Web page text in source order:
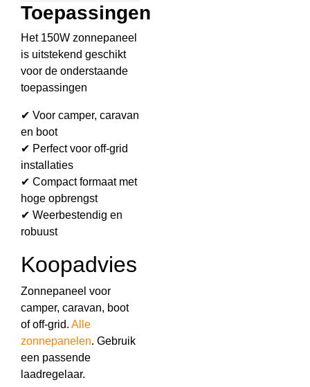
Toepassingen
Het 150W zonnepaneel
is uitstekend geschikt
voor de onderstaande
toepassingen
✔ Voor camper, caravan
en boot
✔ Perfect voor off-grid
installaties
✔ Compact formaat met
hoge opbrengst
✔ Weerbestendig en
robuust
Koopadvies
Zonnepaneel voor
camper, caravan, boot
of off-grid. Alle
zonnepanelen. Gebruik
een passende
laadregelaar.